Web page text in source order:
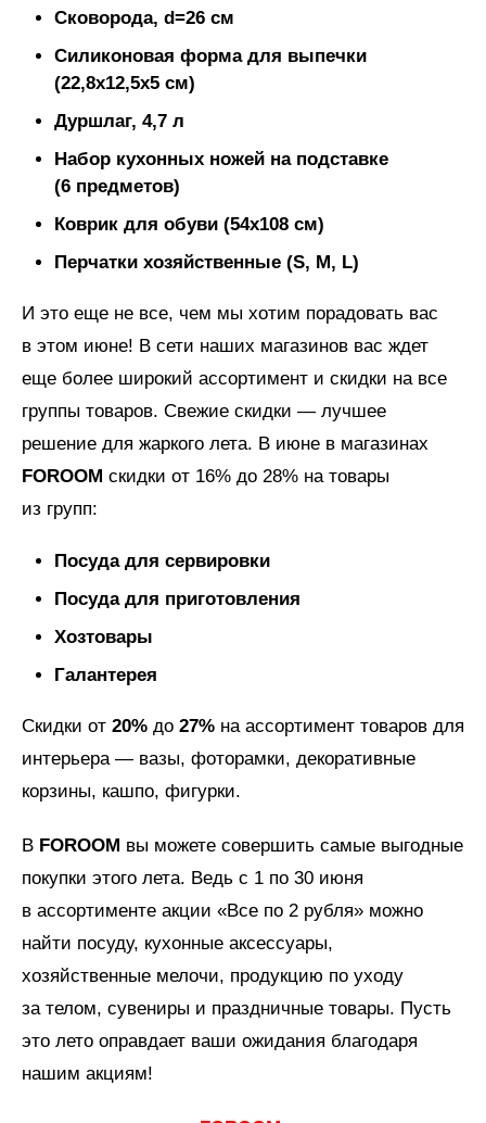
Сковорода, d=26 см
Силиконовая форма для выпечки
(22,8x12,5x5 см)
Дуршлаг, 4,7 л
Набор кухонных ножей на подставке
(6 предметов)
Коврик для обуви (54х108 см)
Перчатки хозяйственные (S, M, L)
И это еще не все, чем мы хотим порадовать вас
в этом июне! В сети наших магазинов вас ждет
еще более широкий ассортимент и скидки на все
группы товаров. Свежие скидки — лучшее
решение для жаркого лета. В июне в магазинах
FOROOM скидки от 16% до 28% на товары
из групп:
Посуда для сервировки
Посуда для приготовления
Хозтовары
Галантерея
Скидки от 20% до 27% на ассортимент товаров для
интерьера — вазы, фоторамки, декоративные
корзины, кашпо, фигурки.
В FOROOM вы можете совершить самые выгодные
покупки этого лета. Ведь с 1 по 30 июня
в ассортименте акции «Все по 2 рубля» можно
найти посуду, кухонные аксессуары,
хозяйственные мелочи, продукцию по уходу
за телом, сувениры и праздничные товары. Пусть
это лето оправдает ваши ожидания благодаря
нашим акциям!